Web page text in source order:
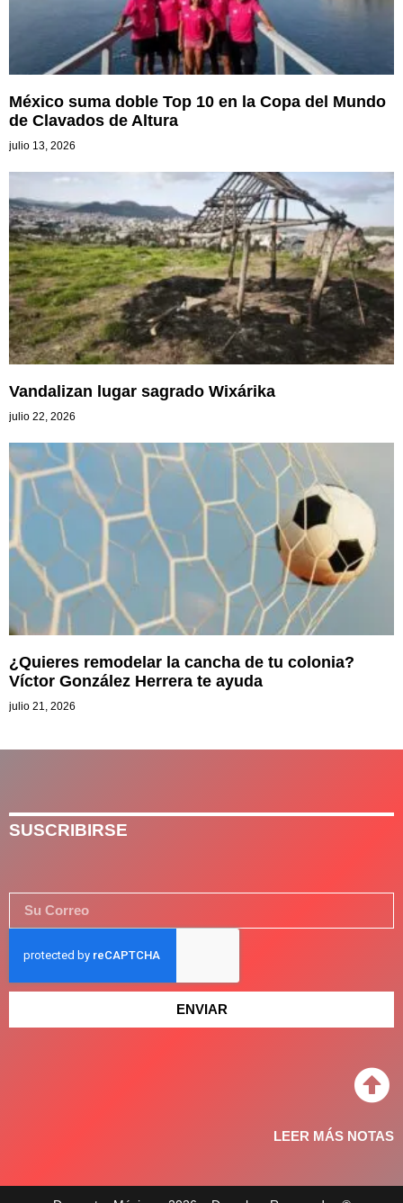
México suma doble Top 10 en la Copa del Mundo
de Clavados de Altura
julio 13, 2026
Vandalizan lugar sagrado Wixárika
julio 22, 2026
¿Quieres remodelar la cancha de tu colonia?
Víctor González Herrera te ayuda
julio 21, 2026
SUSCRIBIRSE
ENVIAR
LEER MÁS NOTAS